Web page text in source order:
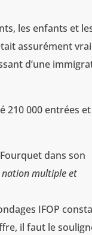
les enfants et
assurément vrai
d’une
210 000 entrées
dans son
nation multiple et
IFOP
il faut le